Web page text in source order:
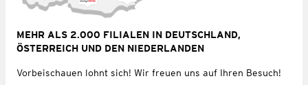
MEHR ALS 2.000 FILIALEN IN DEUTSCHLAND,
ÖSTERREICH UND DEN NIEDERLANDEN
Vorbeischauen lohnt sich! Wir freuen uns auf Ihren Besuch!